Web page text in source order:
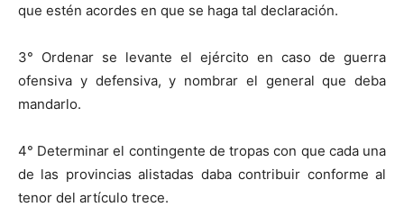
que estén acordes en que se haga tal declaración.
3° Ordenar se levante el ejército en caso de guerra
ofensiva y defensiva, y nombrar el general que deba
mandarlo.
4° Determinar el contingente de tropas con que cada una
de las provincias alistadas daba contribuir conforme al
tenor del artículo trece.